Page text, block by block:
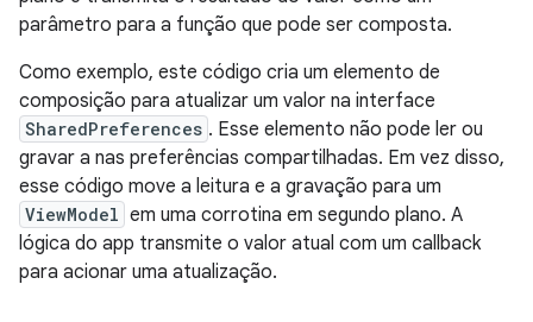
parâmetro para a função que pode ser composta.
Como exemplo, este código cria um elemento de
composição para atualizar um valor na interface
SharedPreferences . Esse elemento não pode ler ou
gravar a nas preferências compartilhadas. Em vez disso,
esse código move a leitura e a gravação para um
ViewModel em uma corrotina em segundo plano. A
lógica do app transmite o valor atual com um callback
para acionar uma atualização.